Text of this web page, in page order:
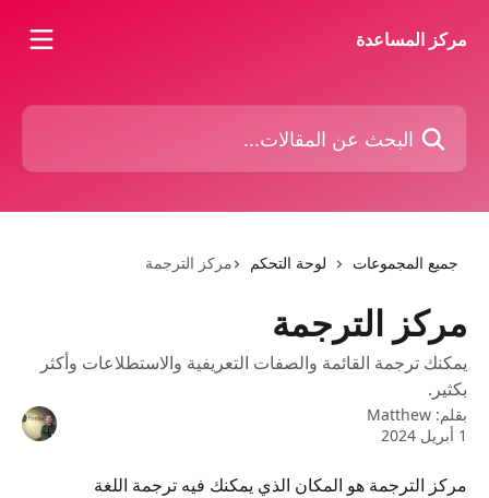
مركز المساعدة
البحث عن المقالات...
جميع المجموعات لوحة التحكم مركز الترجمة
مركز الترجمة
يمكنك ترجمة القائمة والصفات التعريفية والاستطلاعات وأكثر
بكثير.
بقلم: Matthew
1 أبريل 2024
مركز الترجمة هو المكان الذي يمكنك فيه ترجمة اللغة